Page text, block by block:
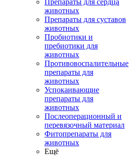
Препараты для сердца
животных
Препараты для суставов
животных
Пробиотики и
пребиотики для
животных
Противовоспалительные
препараты для
животных
Успокаивающие
препараты для
животных
Послеоперационный и
перевязочный материал
Фитопрепараты для
животных
Ещё